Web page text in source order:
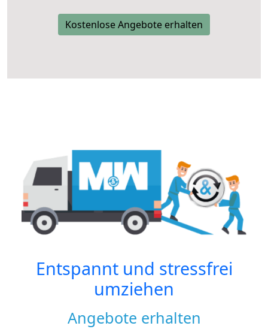
Kostenlose Angebote erhalten
Entspannt und stressfrei
umziehen
Angebote erhalten